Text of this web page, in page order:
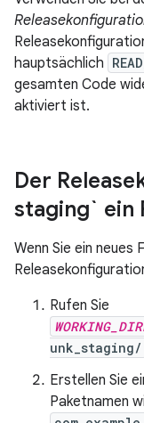
hauptsächlich
gesamten Code
aktiviert ist.
Der
staging` ein
Wenn Sie ein
Rufen Sie
unk_staging/
Erstellen Sie
Paketnamen